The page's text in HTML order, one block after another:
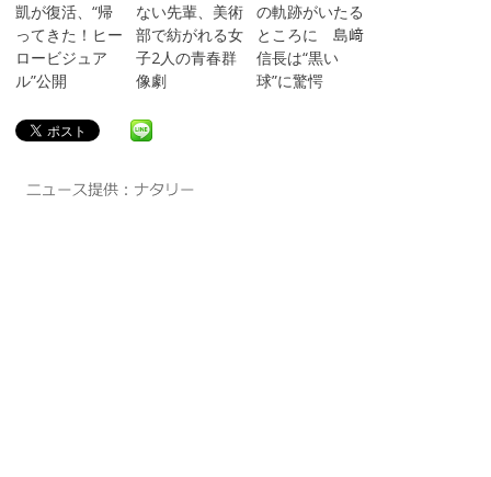
凱が復活、“帰
ってきた！ヒー
ロービジュア
ル”公開
ない先輩、美術
部で紡がれる女
子2人の青春群
像劇
の軌跡がいたる
ところに 島﨑
信長は“黒い
球”に驚愕